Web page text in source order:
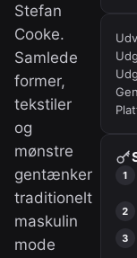
Stefan
Cooke.
Samlede
former,
tekstiler
og
mønstre
gentænker
traditionelt
maskulin
mode